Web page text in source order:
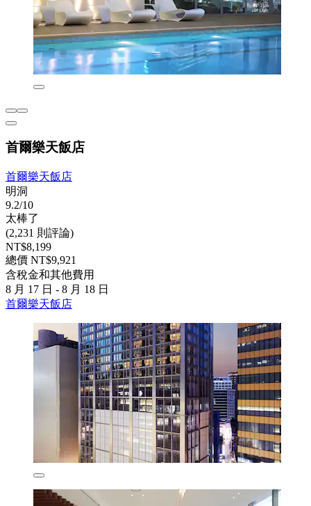
首爾樂天飯店
首爾樂天飯店
明洞
9.2/10
太棒了
(2,231 則評論)
NT$8,199
總價 NT$9,921
含稅金和其他費用
8 月 17 日 - 8 月 18 日
首爾樂天飯店